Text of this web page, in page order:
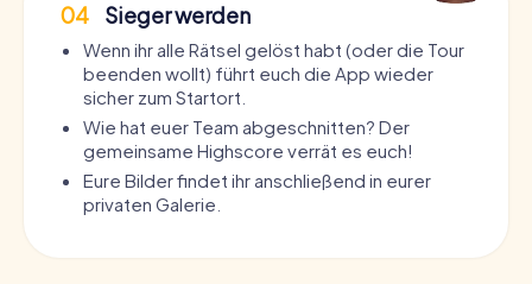
04 Sieger werden
Wenn ihr alle Rätsel gelöst habt (oder die Tour
beenden wollt) führt euch die App wieder
sicher zum Startort.
Wie hat euer Team abgeschnitten? Der
gemeinsame Highscore verrät es euch!
Eure Bilder findet ihr anschließend in eurer
privaten Galerie.